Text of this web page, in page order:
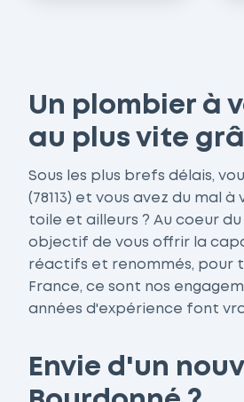
Un plombier à
au plus vite
Sous les plus brefs délais,
(78113) et vous avez du mal
toile et ailleurs ? Au coeur
objectif de vous offrir la
réactifs et renommés, pour
France, ce sont nos
années d'expérience font
Envie d'un